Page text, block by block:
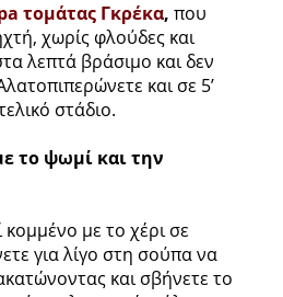
τομάτας Γκρέκα, που
χωρίς φλούδες και
λεπτά βράσιμο και δεν
και σε 5’
στάδιο.
το ψωμί και την
με το χέρι σε
για λίγο στη σούπα να
και σβήνετε το